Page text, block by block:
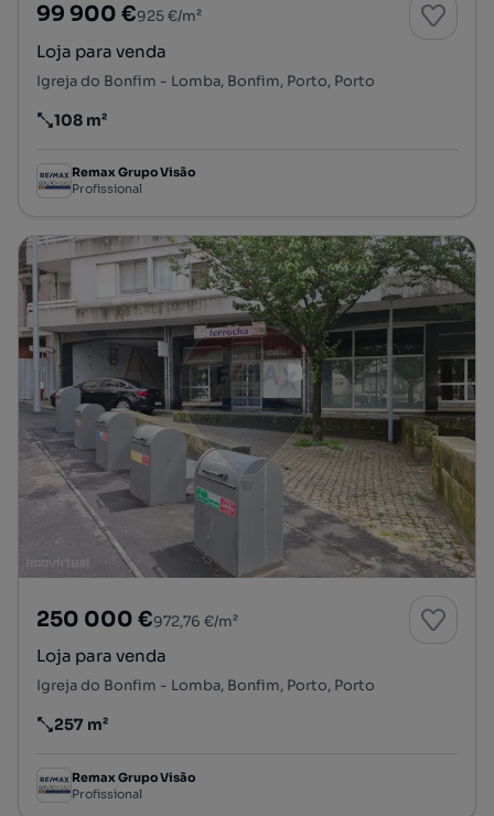
99 900 €925 €/m²
Loja para venda
Igreja do Bonfim - Lomba, Bonfim, Porto, Porto
Preço por metro quadrado
108 m²
Remax Grupo Visão
Profissional
250 000 €972,76 €/m²
Loja para venda
Igreja do Bonfim - Lomba, Bonfim, Porto, Porto
Preço por metro quadrado
257 m²
Remax Grupo Visão
Profissional